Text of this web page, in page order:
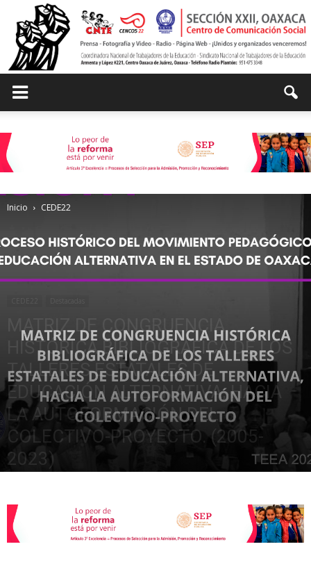
de
de
la
XXII
Inicio CEDE22
MATRIZ DE CONGRUENCIA
HISTÓRICA BIBLIOGRÁFICA DE LOS
TALLERES ESTATALES DE
EDUCACIÓN ALTERNATIVA, HACIA
LA AUTOFORMACIÓN DEL
COLECTIVO-PROYECTO. (2005-
2023)